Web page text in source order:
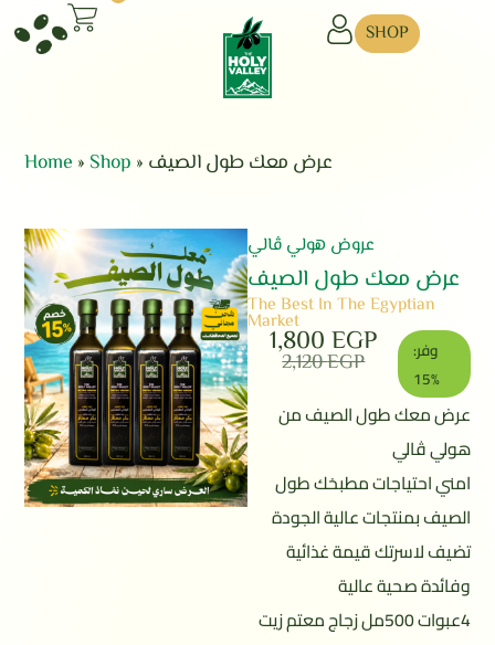
SHOP
Home » Shop » عرض معك طول الصيف
عروض هولي ڤالي
عرض معك طول الصيف
The Best In The Egyptian
Market
2,120EGP
1,800EGP
وفر:
15%
عرض معك طول الصيف من
هولي ڤالي
امني احتياجات مطبخك طول
الصيف بمنتجات عالية الجودة
تضيف لاسرتك قيمة غذائية
وفائدة صحية عالية
4عبوات 500مل زجاج معتم زيت